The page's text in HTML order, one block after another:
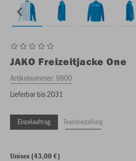
JAKO Freizeitjacke One
Artikelnummer:9800
Lieferbar bis 2031
Einzelauftrag Teambestellung
Unisex (43,00 €)